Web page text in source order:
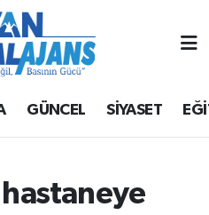
GÜNCEL SİYASET